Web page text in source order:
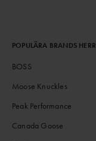
POPULÄRA BRANDS HERR
BOSS
Moose Knuckles
Peak Performance
Canada Goose